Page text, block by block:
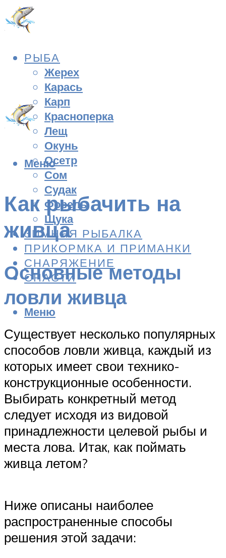
РЫБА
Жерех
Карась
Карп
Красноперка
Лещ
Окунь
Осетр
Сом
Судак
Форель
Щука
ЗИМНЯЯ РЫБАЛКА
ПРИКОРМКА И ПРИМАНКИ
СНАРЯЖЕНИЕ
СНАСТИ
Меню
Меню
Как рыбачить на
живца
Основные методы
ловли живца
Существует несколько популярных
способов ловли живца, каждый из
которых имеет свои технико-
конструкционные особенности.
Выбирать конкретный метод
следует исходя из видовой
принадлежности целевой рыбы и
места лова. Итак, как поймать
живца летом?
Ниже описаны наиболее
распространенные способы
решения этой задачи: